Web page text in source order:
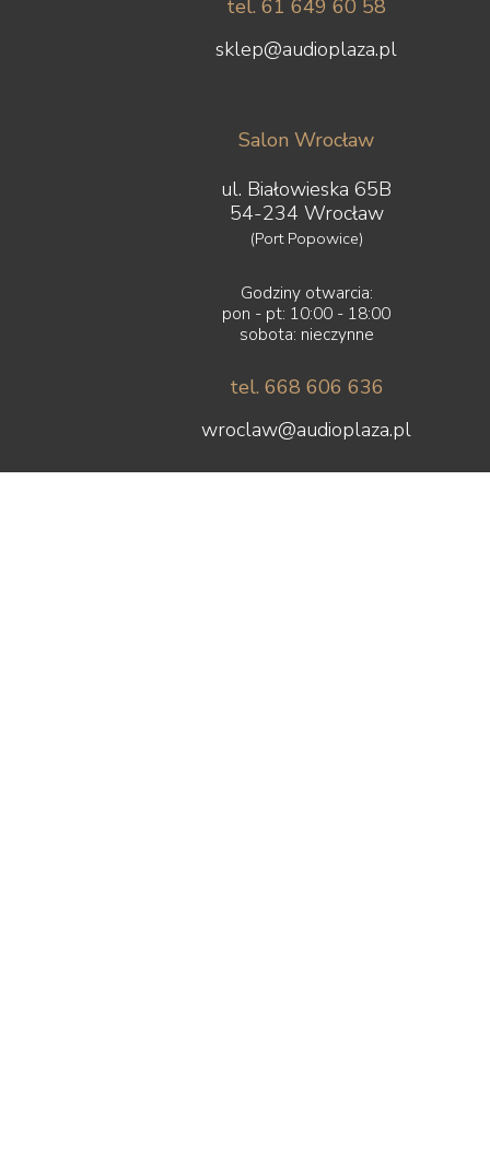
tel. 61 649 60 58
sklep@audioplaza.pl
Salon Wrocław
ul. Białowieska 65B
54-234 Wrocław
(Port Popowice)
Godziny otwarcia:
pon - pt: 10:00 - 18:00
sobota: nieczynne
tel. 668 606 636
wroclaw@audioplaza.pl